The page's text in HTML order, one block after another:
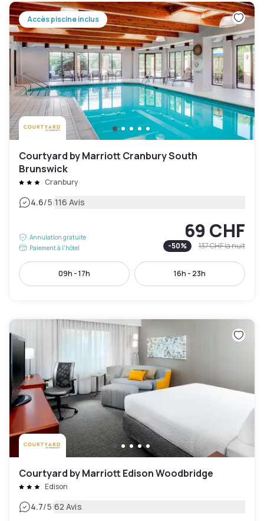
Accès piscine inclus
Courtyard by Marriott Cranbury South
Brunswick
Cranbury
4.6/5|116 Avis
Annulation gratuite
Paiement à l'hôtel
69 CHF
-50% 137 CHFla nuit
09h - 17h 16h - 23h
Courtyard by Marriott Edison Woodbridge
Edison
4.7/5|62 Avis